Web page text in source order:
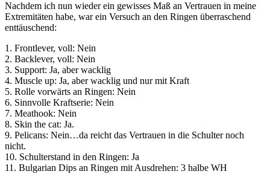
Nachdem ich nun wieder ein gewisses Maß an Vertrauen in meine
Extremitäten habe, war ein Versuch an den Ringen überraschend
enttäuschend:
1. Frontlever, voll: Nein
2. Backlever, voll: Nein
3. Support: Ja, aber wacklig
4. Muscle up: Ja, aber wacklig und nur mit Kraft
5. Rolle vorwärts an Ringen: Nein
6. Sinnvolle Kraftserie: Nein
7. Meathook: Nein
8. Skin the cat: Ja.
9. Pelicans: Nein…da reicht das Vertrauen in die Schulter noch
nicht.
10. Schulterstand in den Ringen: Ja
11. Bulgarian Dips an Ringen mit Ausdrehen: 3 halbe WH